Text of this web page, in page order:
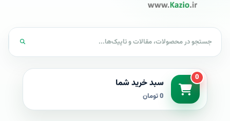
0 سبد خرید شما
0 تومان